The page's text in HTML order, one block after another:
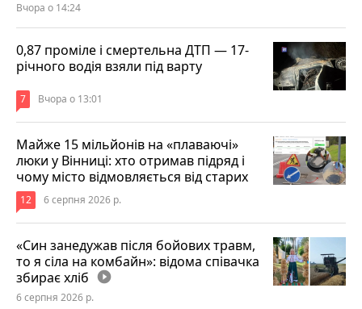
Вчора о 14:24
0,87 проміле і смертельна ДТП — 17-
річного водія взяли під варту
7 Вчора о 13:01
Майже 15 мільйонів на «плаваючі»
люки у Вінниці: хто отримав підряд і
чому місто відмовляється від старих
12 6 серпня 2026 р.
«Син занедужав після бойових травм,
то я сіла на комбайн»: відома співачка
збирає хліб play_circle_filled
6 серпня 2026 р.